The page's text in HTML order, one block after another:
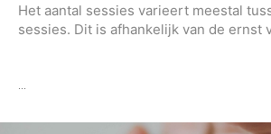
Het aantal sessies varieert meestal
sessies. Dit is afhankelijk van de ernst
…